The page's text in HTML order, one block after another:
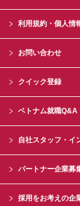
利用規約・個人情
お問い合わせ
クイック登録
ベトナム就職Q&A
自社スタッフ・イ
パートナー企業募
採用をお考えの企